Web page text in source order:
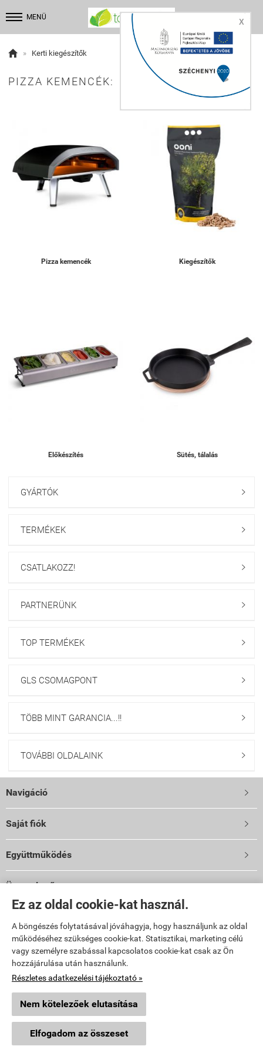
Ez az oldal cookie-kat használ.
A böngészés folytatásával jóváhagyja, hogy használjunk az oldal
működéséhez szükséges cookie-kat. Statisztikai, marketing célú
vagy személyre szabással kapcsolatos cookie-kat csak az Ön
hozzájárulása után használunk.
Részletes adatkezelési tájékoztató »
Nem kötelezőek elutasítása
Elfogadom az összeset
MENÜ  
 » Kerti kiegészítők
PIZZA KEMENCÉK:
Pizza kemencék Kiegészítők
Előkészítés Sütés, tálalás
GYÁRTÓK 
TERMÉKEK 
CSATLAKOZZ! 
PARTNERÜNK 
TOP TERMÉKEK 
GLS CSOMAGPONT 
TÖBB MINT GARANCIA...!! 
TOVÁBBI OLDALAINK 
Navigáció 
Saját fiók 
Együttműködés 
Üzemeltető
Vibi Kft.
TELEFON: 06 96 444 600
Webáruház készítés
X